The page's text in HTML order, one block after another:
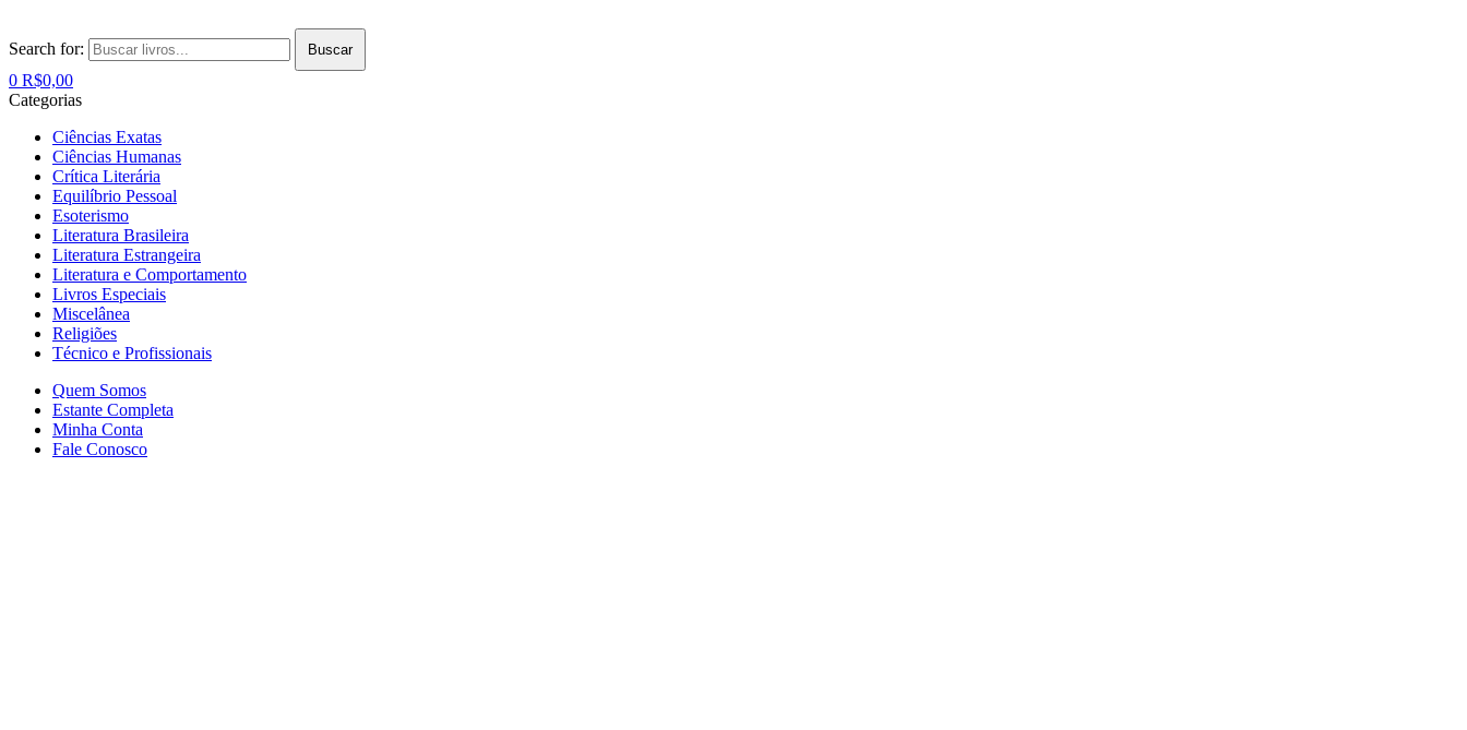
Search for: Buscar
0 R$0,00
Categorias
Ciências Exatas
Ciências Humanas
Crítica Literária
Equilíbrio Pessoal
Esoterismo
Literatura Brasileira
Literatura Estrangeira
Literatura e Comportamento
Livros Especiais
Miscelânea
Religiões
Técnico e Profissionais
Quem Somos
Estante Completa
Minha Conta
Fale Conosco